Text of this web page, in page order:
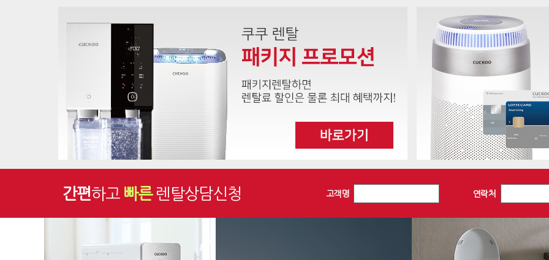
간편하고 빠른렌탈상담신청 고객명 연락처